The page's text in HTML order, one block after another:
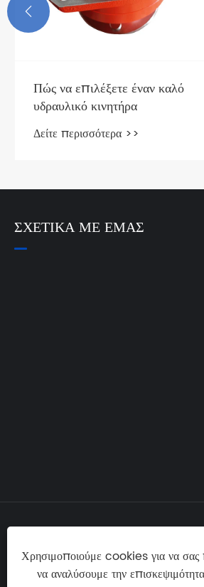
Πώς να επιλέξετε έναν καλό
υδραυλικό κινητήρα
Δείτε περισσότερα >>

ΣΧΕΤΙΚΆ ΜΕ ΕΜΆΣ

Τηλ:
+86-13616786183
Χρησιμοποιούμε cookies για να σας
να αναλύσουμε την